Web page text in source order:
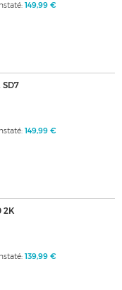
149,99 €
SD7
149,99 €
2K
139,99 €